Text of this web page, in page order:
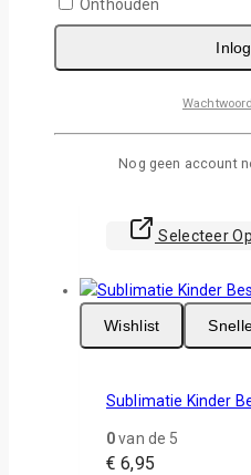
Sublimatie Romper
van de 5
Selecteer
Wishlist
Sublimatie Kinder
0van de 5
€ 6,95
Onthouden
Nog geen account